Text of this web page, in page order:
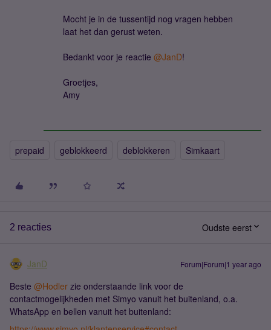
Mocht je in de tussentijd nog vragen hebben
laat het dan gerust weten.
Bedankt voor je reactie ​ @JanD!
Groetjes,
Amy
prepaid geblokkeerd deblokkeren Simkaart
2 reacties Oudste eerst
JanD Forum|Forum|1 year ago
Beste ​ @Hodler zie onderstaande link voor de
contactmogelijkheden met Simyo vanuit het buitenland, o.a.
WhatsApp en bellen vanuit het buitenland: